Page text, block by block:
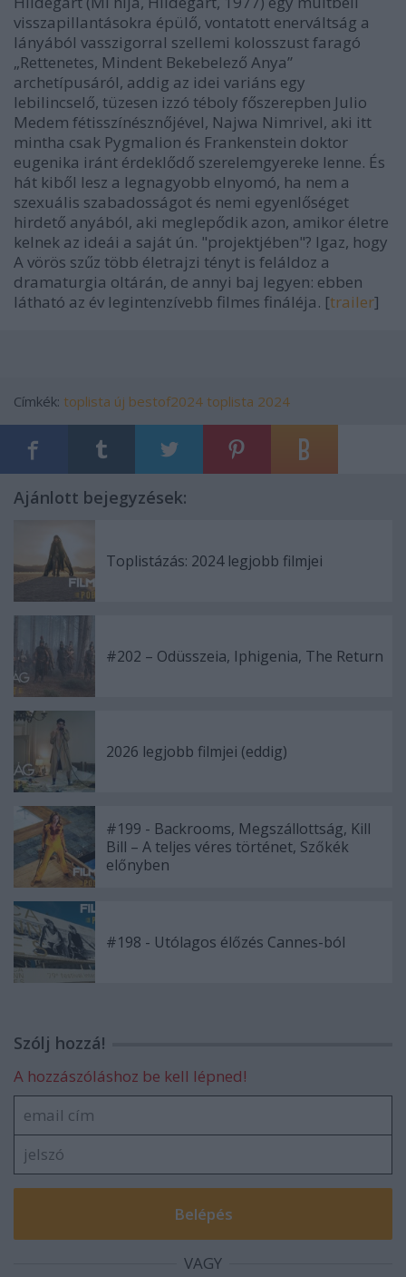
visszapillantásokra épülő, vontatott enerváltság a
lányából vasszigorral szellemi kolosszust faragó
„Rettenetes, Mindent Bekebelező Anya”
archetípusáról, addig az idei variáns egy
lebilincselő, tüzesen izzó téboly főszerepben Julio
Medem fétisszínésznőjével, Najwa Nimrivel, aki itt
mintha csak Pygmalion és Frankenstein doktor
eugenika iránt érdeklődő szerelemgyereke lenne. És
hát kiből lesz a legnagyobb elnyomó, ha nem a
szexuális szabadosságot és nemi egyenlőséget
hirdető anyából, aki meglepődik azon, amikor életre
kelnek az ideái a saját ún. "projektjében"? Igaz, hogy
A vörös szűz több életrajzi tényt is feláldoz a
dramaturgia oltárán, de annyi baj legyen: ebben
látható az év legintenzívebb filmes fináléja. [trailer]
Címkék: toplista új bestof2024 toplista 2024
Ajánlott bejegyzések:
Toplistázás: 2024 legjobb filmjei
#202 – Odüsszeia, Iphigenia, The Return
2026 legjobb filmjei (eddig)
#199 - Backrooms, Megszállottság, Kill
Bill – A teljes véres történet, Szőkék
előnyben
#198 - Utólagos élőzés Cannes-ból
Szólj hozzá!
A hozzászóláshoz be kell lépned!
VAGY